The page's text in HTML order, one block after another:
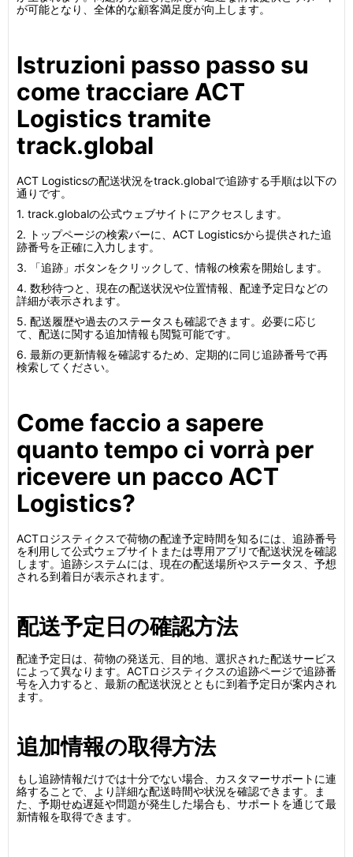
が可能となり、全体的な顧客満足度が向上します。
Istruzioni passo passo su
come tracciare ACT
Logistics tramite
track.global
ACT Logisticsの配送状況をtrack.globalで追跡する手順は以下の
通りです。
1. track.globalの公式ウェブサイトにアクセスします。
2. トップページの検索バーに、ACT Logisticsから提供された追
跡番号を正確に入力します。
3. 「追跡」ボタンをクリックして、情報の検索を開始します。
4. 数秒待つと、現在の配送状況や位置情報、配達予定日などの
詳細が表示されます。
5. 配送履歴や過去のステータスも確認できます。必要に応じ
て、配送に関する追加情報も閲覧可能です。
6. 最新の更新情報を確認するため、定期的に同じ追跡番号で再
検索してください。
Come faccio a sapere
quanto tempo ci vorrà per
ricevere un pacco ACT
Logistics?
ACTロジスティクスで荷物の配達予定時間を知るには、追跡番号
を利用して公式ウェブサイトまたは専用アプリで配送状況を確認
します。追跡システムには、現在の配送場所やステータス、予想
される到着日が表示されます。
配送予定日の確認方法
配達予定日は、荷物の発送元、目的地、選択された配送サービス
によって異なります。ACTロジスティクスの追跡ページで追跡番
号を入力すると、最新の配送状況とともに到着予定日が案内され
ます。
追加情報の取得方法
もし追跡情報だけでは十分でない場合、カスタマーサポートに連
絡することで、より詳細な配送時間や状況を確認できます。ま
た、予期せぬ遅延や問題が発生した場合も、サポートを通じて最
新情報を取得できます。